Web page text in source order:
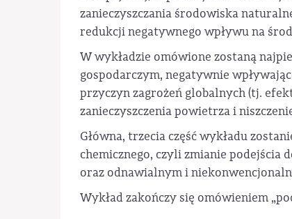
zanieczyszczania środowiska
redukcji negatywnego wpływu na
W wykładzie omówione zostaną
gospodarczym, negatywnie
przyczyn zagrożeń globalnych (tj.
zanieczyszczenia powietrza i
Główna, trzecia część wykładu
chemicznego, czyli zmianie
oraz odnawialnym i
Wykład zakończy się omówieniem